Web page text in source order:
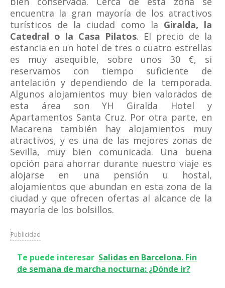
encuentra la gran mayoría de los atractivos
turísticos de la ciudad como la Giralda, la
Catedral o la Casa Pilatos. El precio de la
estancia en un hotel de tres o cuatro estrellas
es muy asequible, sobre unos 30 €, si
reservamos con tiempo suficiente de
antelación y dependiendo de la temporada.
Algunos alojamientos muy bien valorados de
esta área son YH Giralda Hotel y
Apartamentos Santa Cruz. Por otra parte, en
Macarena también hay alojamientos muy
atractivos, y es una de las mejores zonas de
Sevilla, muy bien comunicada. Una buena
opción para ahorrar durante nuestro viaje es
alojarse en una pensión u hostal,
alojamientos que abundan en esta zona de la
ciudad y que ofrecen ofertas al alcance de la
mayoría de los bolsillos.
Publicidad
Te puede interesar Salidas en Barcelona. Fin
de semana de marcha nocturna: ¿Dónde ir?